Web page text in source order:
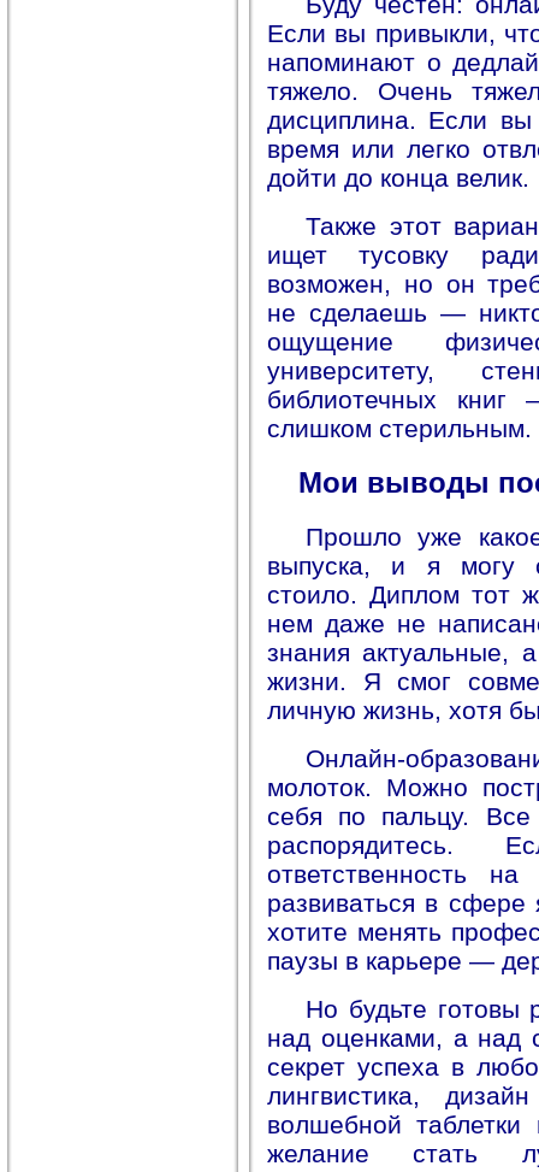
Если вы привыкли,
напоминают о
тяжело. Очень
дисциплина. Если
время или легко
дойти до конца велик.
Также этот
ищет тусовку
возможен, но он
не сделаешь —
ощущение
университету,
библиотечных книг
слишком стерильным.
Мои выводы
Прошло уже
выпуска, и я могу
стоило. Диплом тот
нем даже не
знания актуальные,
жизни. Я смог
личную жизнь, хотя
Онлайн-
молоток. Можно
себя по пальцу.
ответственность
развиваться в сфере
хотите менять
паузы в карьере —
Но будьте готовы
над оценками, а над
секрет успеха в
лингвистика,
волшебной
желание стать